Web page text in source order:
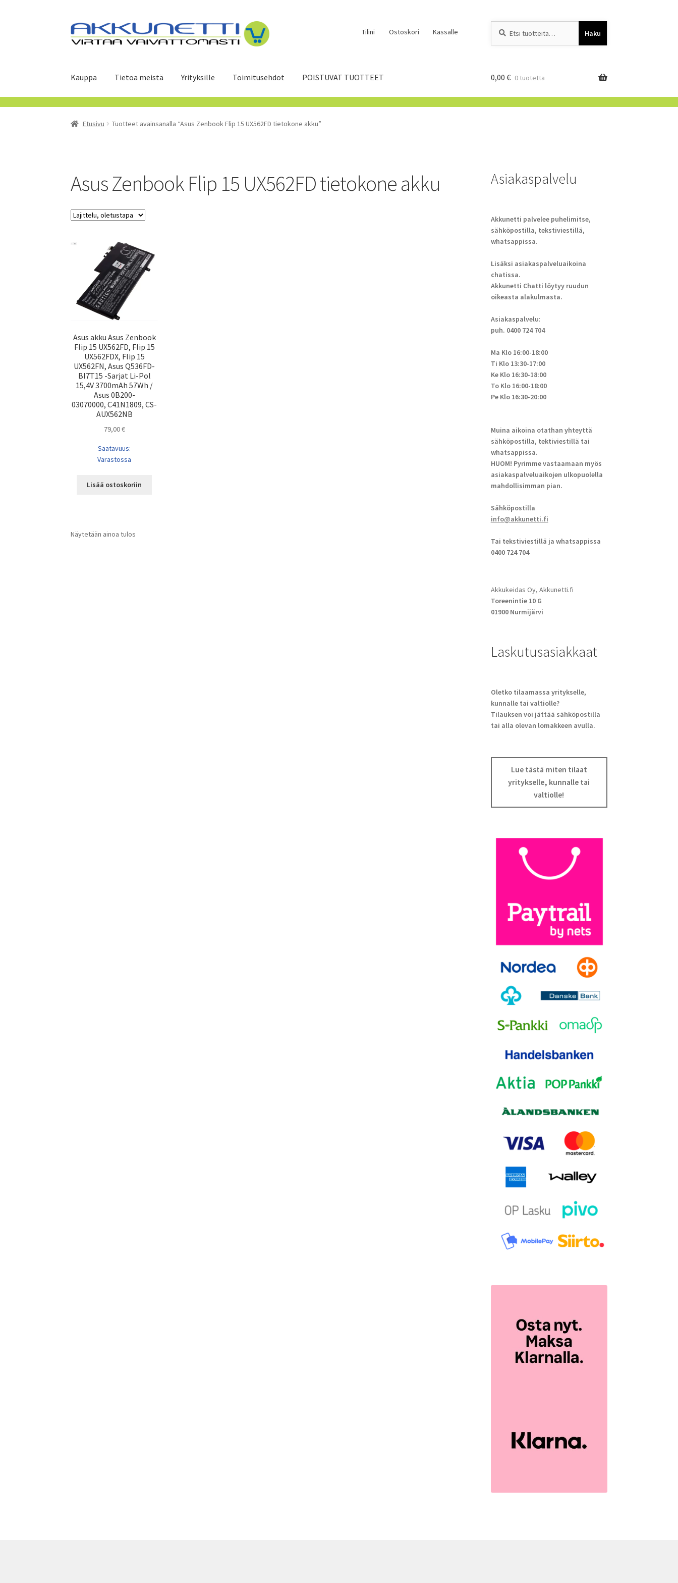
Siirry
navigointiin
Siirry
sisältöön
Tilini Ostoskori Kassalle Haku
Kauppa Tietoa meistä Yrityksille Toimitusehdot POISTUVAT TUOTTEET 0,00 € 0 tuotetta
Etusivu Tuotteet avainsanalla “Asus Zenbook Flip 15 UX562FD tietokone akku”
Asus Zenbook Flip 15 UX562FD tietokone akku
Asus akku Asus Zenbook
Flip 15 UX562FD, Flip 15
UX562FDX, Flip 15
UX562FN, Asus Q536FD-
BI7T15 -Sarjat Li-Pol
15,4V 3700mAh 57Wh /
Asus 0B200-
03070000, C41N1809, CS-
AUX562NB
79,00€
Saatavuus:
Varastossa
Lisää ostoskoriin
Näytetään ainoa tulos
Asiakaspalvelu
Akkunetti palvelee puhelimitse,
sähköpostilla, tekstiviestillä,
whatsappissa.
Lisäksi asiakaspalveluaikoina
chatissa.
Akkunetti Chatti löytyy ruudun
oikeasta alakulmasta.
Asiakaspalvelu:
puh. 0400 724 704
Ma Klo 16:00-18:00
Ti Klo 13:30-17:00
Ke Klo 16:30-18:00
To Klo 16:00-18:00
Pe Klo 16:30-20:00
Muina aikoina otathan yhteyttä
sähköpostilla, tektiviestillä tai
whatsappissa.
HUOM! Pyrimme vastaamaan myös
asiakaspalveluaikojen ulkopuolella
mahdollisimman pian.
Sähköpostilla
info@akkunetti.fi
Tai tekstiviestillä ja whatsappissa
0400 724 704
Akkukeidas Oy, Akkunetti.fi
Toreenintie 10 G
01900 Nurmijärvi
Laskutusasiakkaat
Oletko tilaamassa yritykselle,
kunnalle tai valtiolle?
Tilauksen voi jättää sähköpostilla
tai alla olevan lomakkeen avulla.
Lue tästä miten tilaat
yritykselle, kunnalle tai
valtiolle!